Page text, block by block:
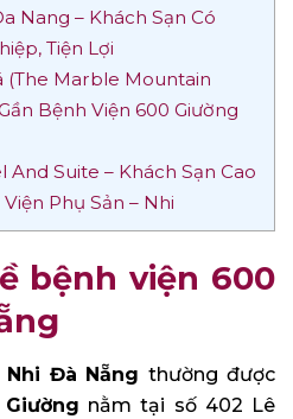
Nang – Khách Sạn Có
Tiện Lợi
(The Marble Mountain
Bệnh Viện 600 Giường
And Suite – Khách Sạn Cao
Phụ Sản – Nhi
bệnh viện 600
Nhi Đà Nẵngthường được
nằm tại số 402 Lê